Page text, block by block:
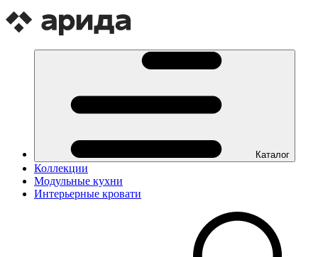
Каталог
Коллекции
Модульные кухни
Интерьерные кровати